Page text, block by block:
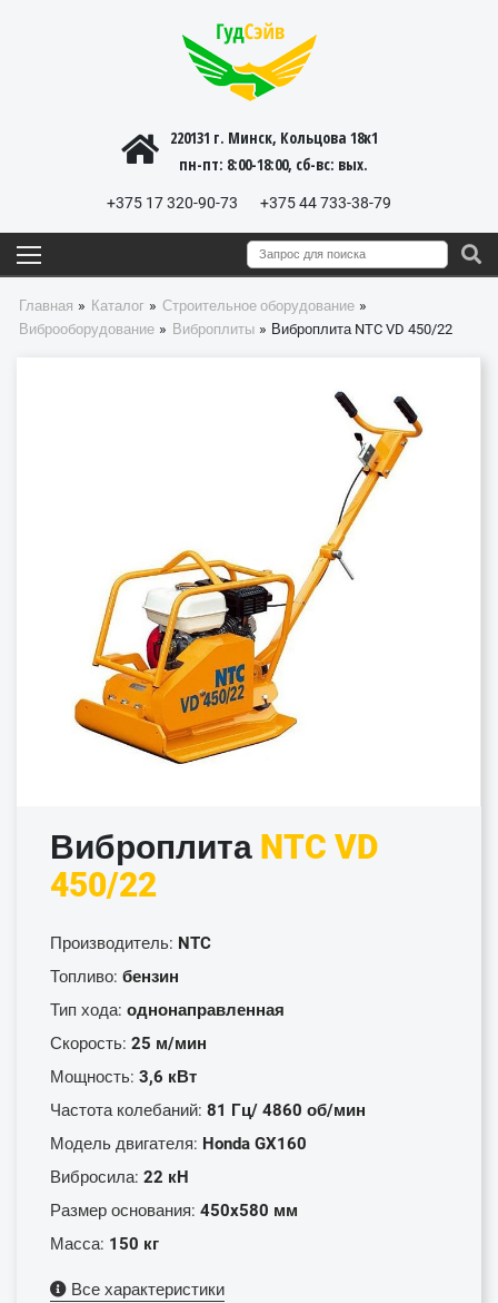
220131 г. Минск, Кольцова 18к1
пн-пт: 8:00-18:00, cб-вс: вых.
+375 44 733-38-79
+375 17 320-90-73
Главная » Каталог » Строительное оборудование »
Виброоборудование » Виброплиты » Виброплита NTC VD 450/22
Виброплита NTC VD
450/22
Производитель: NTC
Топливо: бензин
Тип хода: однонаправленная
Скорость: 25 м/мин
Мощность: 3,6 кВт
Частота колебаний: 81 Гц/ 4860 об/мин
Модель двигателя: Honda GX160
Вибросила: 22 кH
Размер основания: 450x580 мм
Масса: 150 кг
Все характеристики